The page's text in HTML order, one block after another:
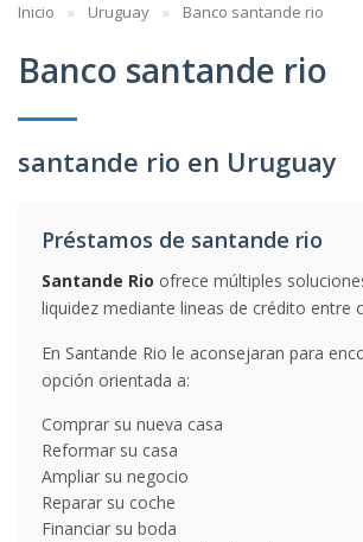
Inicio Uruguay Banco santande rio
Banco santande rio
santande rio en Uruguay
Préstamos de santande rio
Santande Rio ofrece múltiples
liquidez mediante lineas de crédito entre
En Santande Rio le aconsejaran para
opción orientada a:
Comprar su nueva casa
Reformar su casa
Ampliar su negocio
Reparar su coche
Financiar su boda